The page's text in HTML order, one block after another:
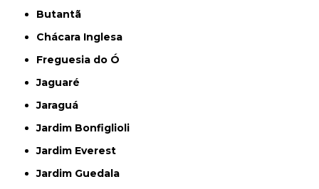
Butantã
Chácara Inglesa
Freguesia do Ó
Jaguaré
Jaraguá
Jardim Bonfiglioli
Jardim Everest
Jardim Guedala